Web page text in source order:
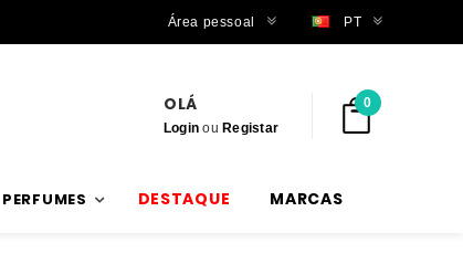
Trabalhamos com stock verdadeiro
Área pessoal PT
OLÁ
Login ouRegistar
0
PERFUMES DESTAQUE MARCAS